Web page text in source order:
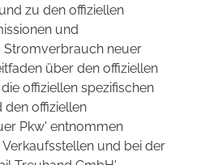
zu den offiziellen
und
neuer
über den offiziellen
offiziellen spezifischen
den offiziellen
Pkw' entnommen
und bei der